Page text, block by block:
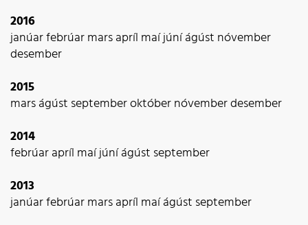
2016
janúarfebrúarmarsapríl maíjúníágúst nóvember
desember
2015
marságúst septemberoktóbernóvemberdesember
2014
febrúarapríl maíjúníágúst september
2013
janúarfebrúarmarsapríl maíágúst september